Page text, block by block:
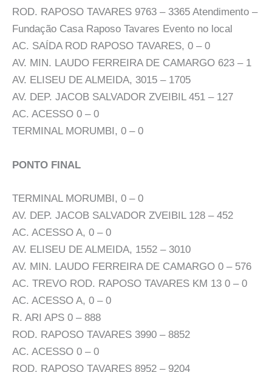
ROD. RAPOSO TAVARES 9763 – 3365 Atendimento –
Fundação Casa Raposo Tavares Evento no local
AC. SAÍDA ROD RAPOSO TAVARES, 0 – 0
AV. MIN. LAUDO FERREIRA DE CAMARGO 623 – 1
AV. ELISEU DE ALMEIDA, 3015 – 1705
AV. DEP. JACOB SALVADOR ZVEIBIL 451 – 127
AC. ACESSO 0 – 0
TERMINAL MORUMBI, 0 – 0
PONTO FINAL
TERMINAL MORUMBI, 0 – 0
AV. DEP. JACOB SALVADOR ZVEIBIL 128 – 452
AC. ACESSO A, 0 – 0
AV. ELISEU DE ALMEIDA, 1552 – 3010
AV. MIN. LAUDO FERREIRA DE CAMARGO 0 – 576
AC. TREVO ROD. RAPOSO TAVARES KM 13 0 – 0
AC. ACESSO A, 0 – 0
R. ARI APS 0 – 888
ROD. RAPOSO TAVARES 3990 – 8852
AC. ACESSO 0 – 0
ROD. RAPOSO TAVARES 8952 – 9204